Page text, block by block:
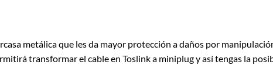
metálica que les da mayor protección a daños por
transformar el cable en Toslink a miniplug y así tengas la